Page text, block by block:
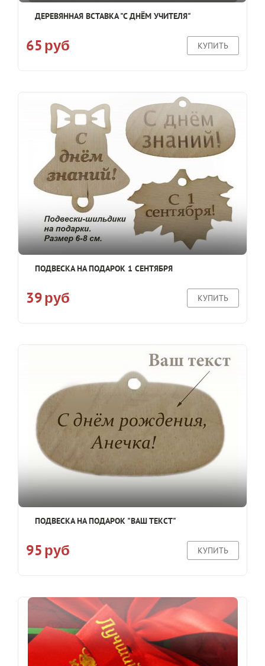
ДЕРЕВЯННАЯ ВСТАВКА "С ДНЁМ УЧИТЕЛЯ"
65 руб КУПИТЬ
ПОДВЕСКА НА ПОДАРОК 1 СЕНТЯБРЯ
39 руб КУПИТЬ
ПОДВЕСКА НА ПОДАРОК "ВАШ ТЕКСТ"
95 руб КУПИТЬ